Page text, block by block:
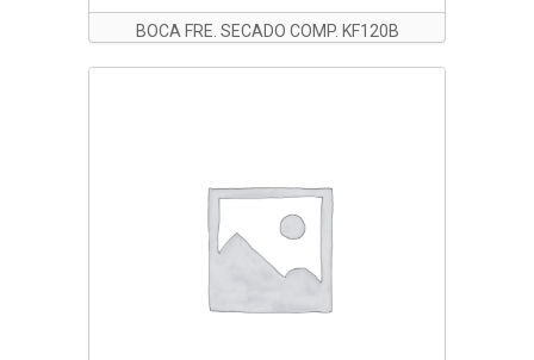
BOCA FRE. SECADO COMP. KF120B